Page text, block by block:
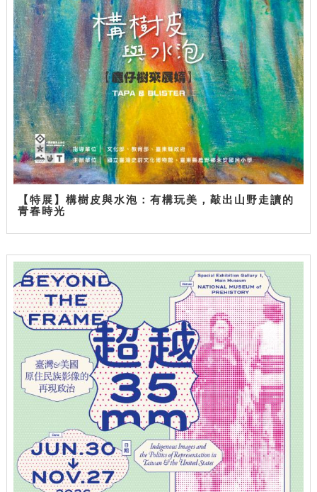
【特展】構樹皮與水泡：有構玩美，敲出山野走讀的
青春時光